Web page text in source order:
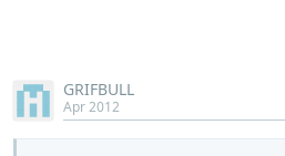
GRIFBULL
Apr 2012